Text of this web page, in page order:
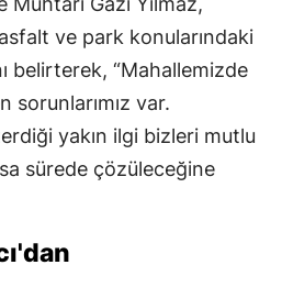
ve park konularındaki
belirterek, “Mahallemizde
sorunlarımız var.
yakın ilgi bizleri mutlu
sürede çözüleceğine